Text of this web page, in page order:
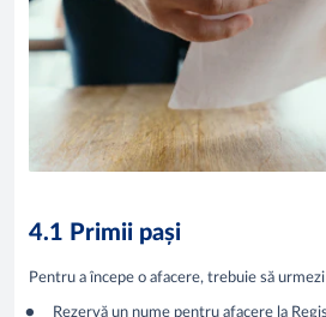
4.1 Primii pași
Pentru a începe o afacere, trebuie să
Rezervă un nume pentru afacere la